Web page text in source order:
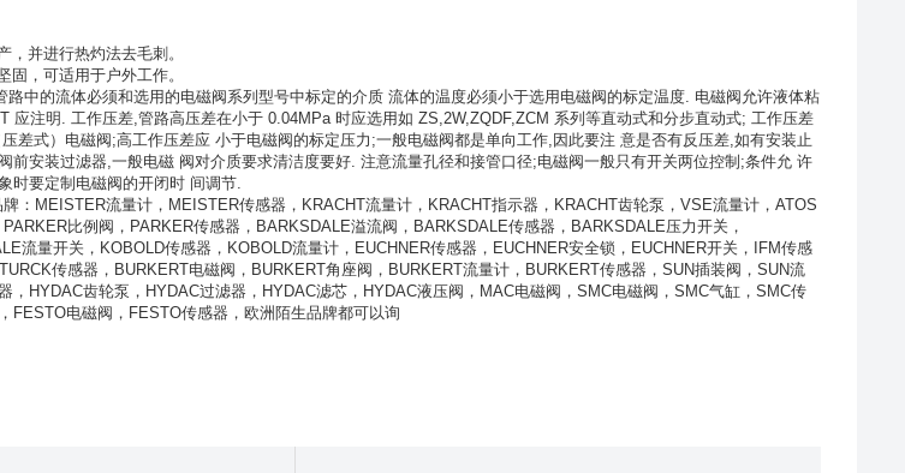
并进行热灼法去毛刺。
固，可适用于户外工作。
路中的流体必须和选用的电磁阀系列型号中标定的介质 流体的温度必须小于选用电磁阀的标定温度. 电磁阀允许液体粘
应注明 . 工作压差,管路高压差在小于0.04MPa 时应选用如 ZS,2W,ZQDF,ZCM 系列等直动式和分步直动式; 工作压差
差式）电磁阀;高工作压差应 小于电磁阀的标定压力 ;一般电磁阀都是单向工作, 因此要注 意是否有反压差,如有安装止
前安装过滤器,一般电磁 阀对介质要求清洁度要好. 注意流量孔径和接管口径;电磁阀一般只有开关两位控制 ;条件允 许
时要定制电磁阀的开闭时 间调节.
： MEISTER流量计， MEISTER传感器， KRACHT流量计， KRACHT指示器， KRACHT齿轮泵， VSE流量计， ATOS
PARKER比例阀， PARKER传感器， BARKSDALE溢流阀， BARKSDALE传感器， BARKSDALE压力开关，
流量开关， KOBOLD传感器， KOBOLD流量计， EUCHNER传感器， EUCHNER安全锁， EUCHNER开关， IFM传感
TURCK传感器， BURKERT电磁阀， BURKERT角座阀， BURKERT流量计， BURKERT传感器， SUN插装阀， SUN流
， HYDAC齿轮泵， HYDAC过滤器， HYDAC滤芯， HYDAC液压阀， MAC电磁阀， SMC电磁阀， SMC气缸， SMC传
FESTO电磁阀， FESTO传感器，欧洲陌生品牌都可以询